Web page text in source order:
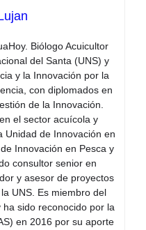
Biólogo Acuicultor
del Santa (UNS) y
y la Innovación por la
con diplomados en
de la Innovación.
el sector acuícola y
Unidad de Innovación en
Innovación en Pesca y
consultor senior en
y asesor de proyectos
UNS. Es miembro del
sido reconocido por la
en 2016 por su aporte